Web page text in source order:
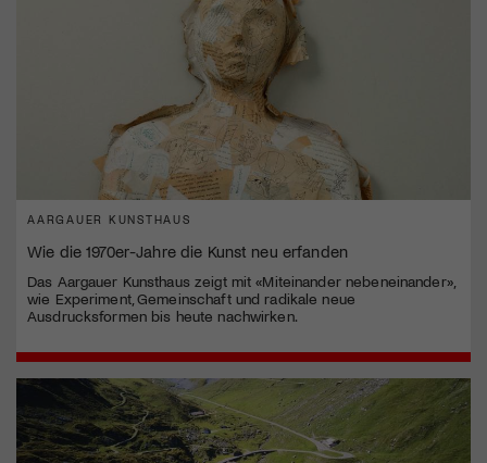
AARGAUER KUNSTHAUS
Wie die 1970er-Jahre die Kunst neu erfanden
Das Aargauer Kunsthaus zeigt mit «Miteinander nebeneinander»,
wie Experiment, Gemeinschaft und radikale neue
Ausdrucksformen bis heute nachwirken.